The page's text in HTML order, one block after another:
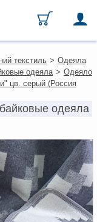
текстиль > Одеяла
одеяла > Одеяло
цв. серый (Россия
одеяла